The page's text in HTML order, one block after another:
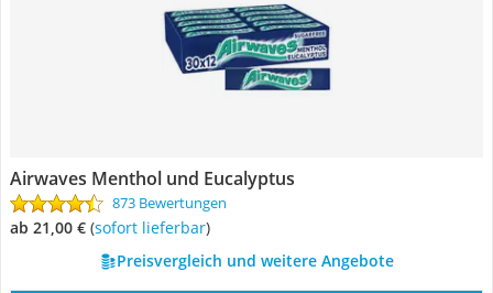
Airwaves Menthol und Eucalyptus
873 Bewertungen
ab 21,00 € ( Sofort lieferbar)
Preisvergleich und weitere Angebote